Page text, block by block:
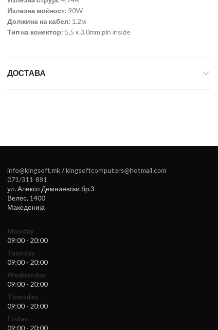
Излезна моќност: 90W
Должина на кабел: 1.2м
Тип на конектор: 5,5 x 3,0mm pin inside
ДОСТАВА
info@kingsoft.mk/kingsoftcomputers@hotmail.com
071/311-881
ул. Алексо Демниевски бр.3
Велес, 1400
Македонија
Monday
09:00 - 20:00
Tuesday
09:00 - 20:00
Wednesday
09:00 - 20:00
Thursday
09:00 - 20:00
Friday
09:00 - 20:00